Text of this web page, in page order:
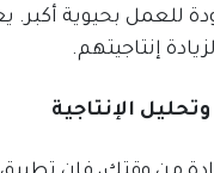
للعمل بحيوية أكبر.
إنتاجيتهم.